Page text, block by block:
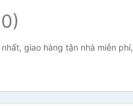
giao hàng tận nhà miễn phí,